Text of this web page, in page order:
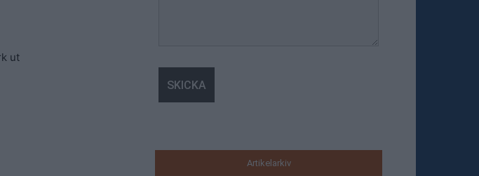
ut
Artikelarkiv